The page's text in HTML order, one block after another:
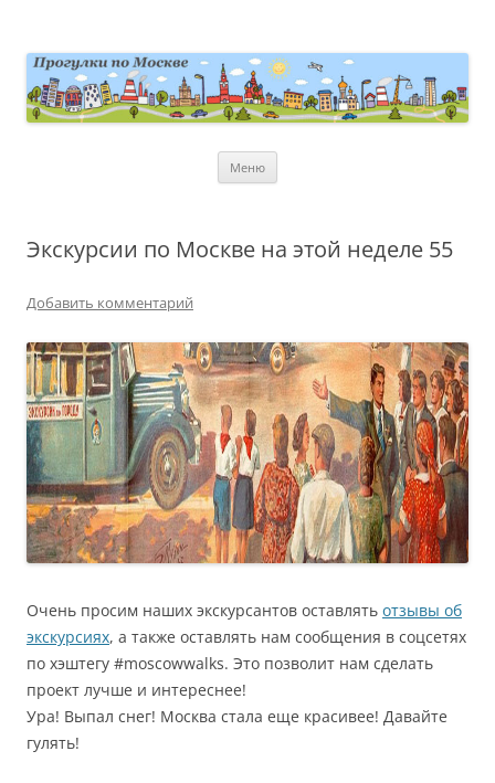
Меню
Экскурсии по Москве на этой неделе 55
Добавить комментарий
Очень просим наших экскурсантов оставлять отзывы об
экскурсиях, а также оставлять нам сообщения в соцсетях
по хэштегу #moscowwalks. Это позволит нам сделать
проект лучше и интереснее!
Ура! Выпал снег! Москва стала еще красивее! Давайте
гулять!